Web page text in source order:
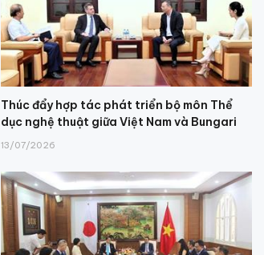
Thúc đẩy hợp tác phát triển bộ môn Thể
dục nghệ thuật giữa Việt Nam và Bungari
13/07/2026